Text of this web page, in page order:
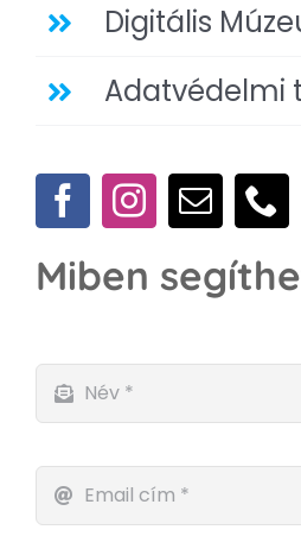
Digitális
Adatvédelmi
Miben